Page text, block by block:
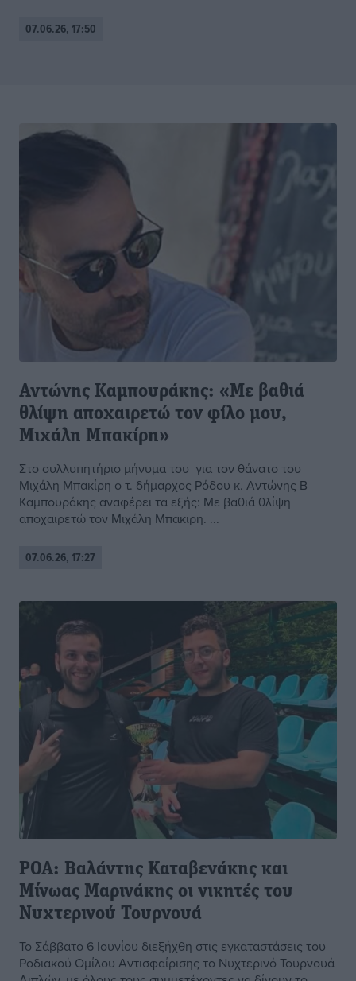
07.06.26, 17:50
Αντώνης Καμπουράκης: «Με βαθιά
θλίψη αποχαιρετώ τον φίλο μου,
Μιχάλη Μπακίρη»
Στο συλλυπητήριο μήνυμα του για τον θάνατο του
Μιχάλη Μπακίρη ο τ. δήμαρχος Ρόδου κ. Αντώνης Β
Καμπουράκης αναφέρει τα εξής: Με βαθιά θλίψη
αποχαιρετώ τον Μιχάλη Μπακιρη. ...
07.06.26, 17:27
ΡΟΑ: Βαλάντης Καταβενάκης και
Μίνωας Μαρινάκης οι νικητές του
Νυχτερινού Τουρνουά
Το Σάββατο 6 Ιουνίου διεξήχθη στις εγκαταστάσεις του
Ροδιακού Ομίλου Αντισφαίρισης το Νυχτερινό Τουρνουά